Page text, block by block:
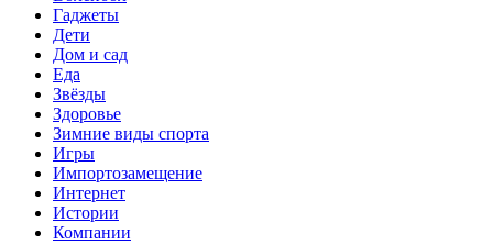
Гаджеты
Дети
Дом и сад
Еда
Звёзды
Здоровье
Зимние виды спорта
Игры
Импортозамещение
Интернет
Истории
Компании